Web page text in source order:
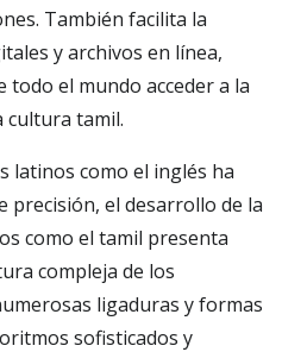
También facilita la
y archivos en línea,
el mundo acceder a la
cultura tamil.
latinos como el inglés ha
precisión, el desarrollo de la
como el tamil presenta
compleja de los
ligaduras y formas
sofisticados y